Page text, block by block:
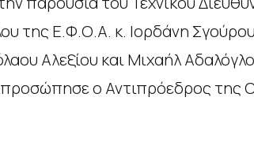
της Ε.Φ.Ο.Α. κ. Ιορδάνη
Αλεξίου και Μιχαήλ
ο Αντιπρόεδρος της